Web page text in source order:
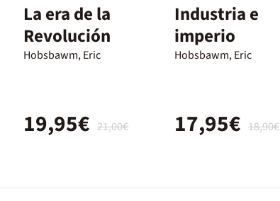
La era de la
Revolución
Hobsbawm, Eric
21,00€
19,95€
Industria e
imperio
Hobsbawm, Eric
18,90€
17,95€